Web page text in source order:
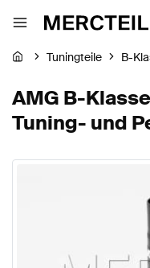
Tuningteile B-
AMG B-
Tuning- und